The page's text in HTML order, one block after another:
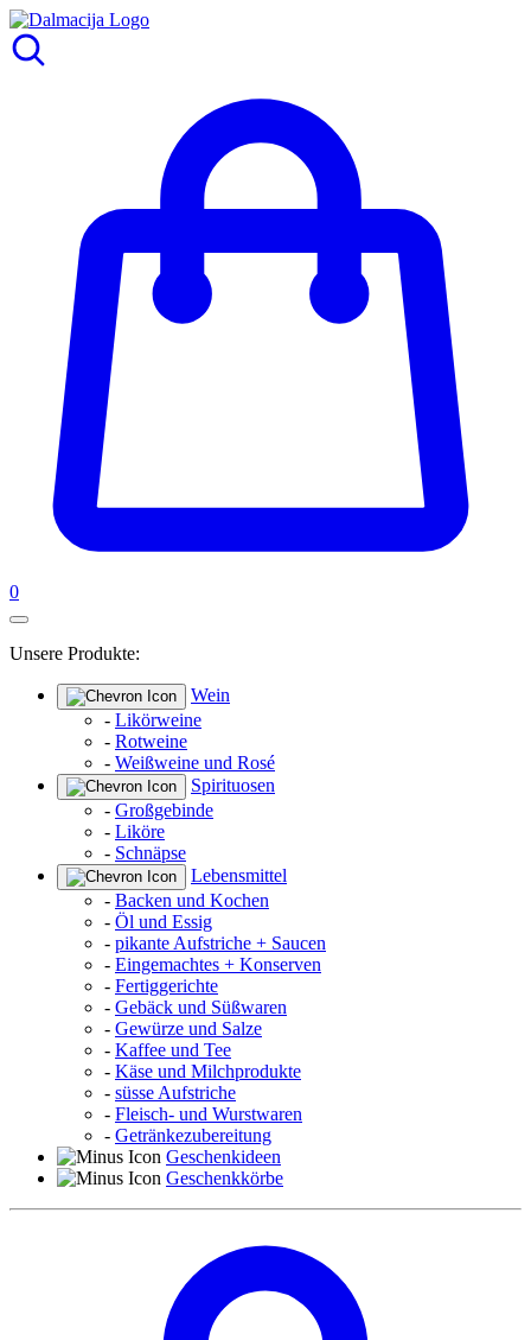
0
Unsere Produkte:
Wein
- Likörweine
- Rotweine
- Weißweine und Rosé
Spirituosen
- Großgebinde
- Liköre
- Schnäpse
Lebensmittel
- Backen und Kochen
- Öl und Essig
- pikante Aufstriche + Saucen
- Eingemachtes + Konserven
- Fertiggerichte
- Gebäck und Süßwaren
- Gewürze und Salze
- Kaffee und Tee
- Käse und Milchprodukte
- süsse Aufstriche
- Fleisch- und Wurstwaren
- Getränkezubereitung
Geschenkideen
Geschenkkörbe